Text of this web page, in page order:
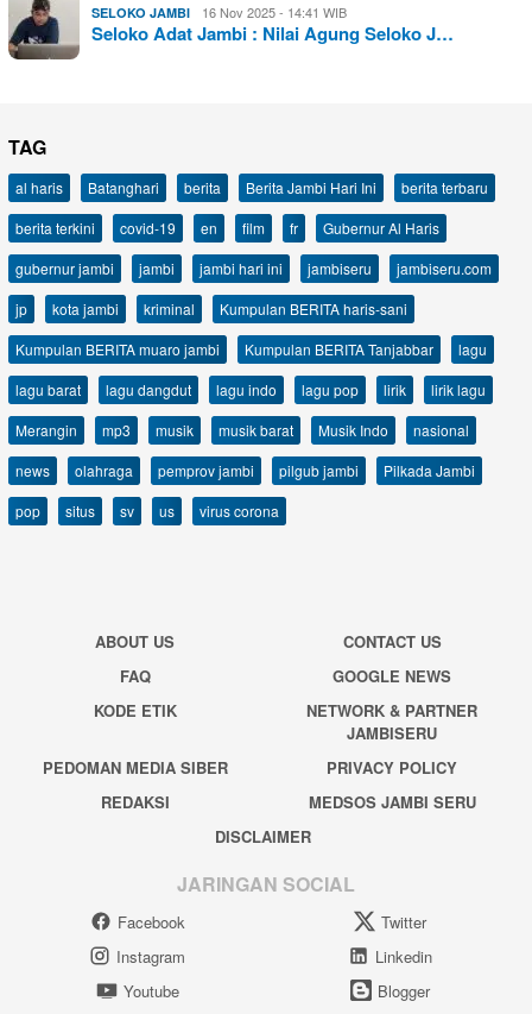
SELOKO JAMBI 16 Nov 2025 - 14:41 WIB
Seloko Adat Jambi : Nilai Agung Seloko J…
TAG
al haris Batanghari berita Berita Jambi Hari Ini
berita terbaru
berita terkini
covid-19 en film fr
Gubernur Al Haris
gubernur jambi
jambi jambi hari ini jambiseru
jambiseru.com
jp
kota jambi kriminal
Kumpulan BERITA haris-sani
Kumpulan BERITA muaro jambi
Kumpulan BERITA Tanjabbar
lagu
lagu barat
lagu dangdut lagu indo lagu pop lirik
lirik lagu
Merangin
mp3 musik musik barat Musik Indo
nasional
news
olahraga pemprov jambi pilgub jambi
Pilkada Jambi
pop
situs sv us virus corona
ABOUT US
CONTACT US
FAQ
GOOGLE NEWS
KODE ETIK
NETWORK & PARTNER
JAMBISERU
PEDOMAN MEDIA SIBER
PRIVACY POLICY
REDAKSI
MEDSOS JAMBI SERU
DISCLAIMER
JARINGAN SOCIAL
Facebook
Twitter
Instagram
Linkedin
Youtube
Blogger